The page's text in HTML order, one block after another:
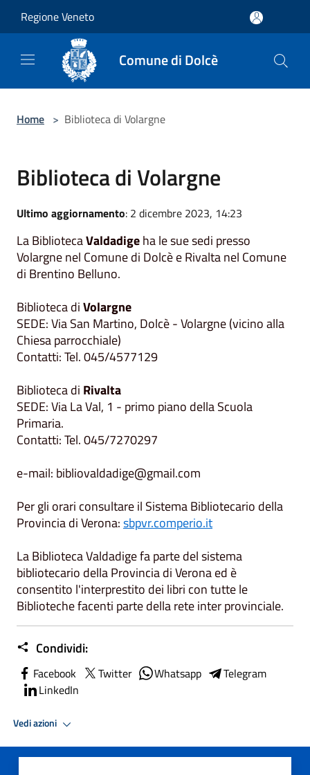
Regione Veneto
Comune di Dolcè
Home > Biblioteca di Volargne
Biblioteca di Volargne
Ultimo aggiornamento: 2 dicembre 2023, 14:23
La BibliotecaValdadigeha le sue sedi presso
Volargne nel Comune di Dolcè e Rivalta nel Comune
di Brentino Belluno.
Biblioteca diVolargne
SEDE: Via San Martino, Dolcè - Volargne (vicino alla
Chiesa parrocchiale)
Contatti: Tel. 045/4577129
Biblioteca di Rivalta
SEDE: Via La Val, 1 - primo piano della Scuola
Primaria.
Contatti: Tel. 045/7270297
e-mail: bibliovaldadige@gmail.com
Per gli orari consultare il Sistema Bibliotecario della
Provincia di Verona:sbpvr.comperio.it
La Biblioteca Valdadige fa parte del sistema
bibliotecario della Provincia di Verona ed è
consentito l'interprestito dei libri con tutte le
Biblioteche facenti parte della rete inter provinciale.
Condividi:
Facebook Twitter Whatsapp
Telegram
LinkedIn
Vedi azioni